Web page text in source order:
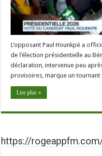
L’opposant Paul Hounkpè a
de l’élection présidentielle au
déclaration, intervenue peu
provisoires, marque un
Lire plus »
https://